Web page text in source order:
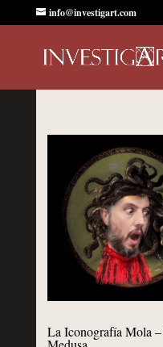
info@investigart.com
La Iconografía Mola